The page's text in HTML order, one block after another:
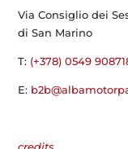
Via Consiglio dei
di San Marino
T: (+378) 0549
E: